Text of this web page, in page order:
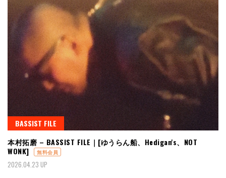
BASSIST FILE
本村拓磨 – BASSIST FILE｜[ゆうらん船、Hedigan's、NOT
WONK]
無料会員
2026.04.23 UP